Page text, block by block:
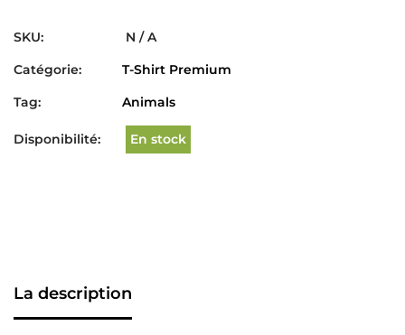
SKU:
N / A
Catégorie:
T-Shirt Premium
Tag:
Animals
Disponibilité: En stock
La description